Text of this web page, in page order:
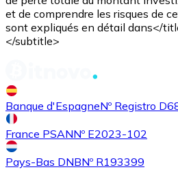
et de comprendre les risques de
sont expliqués en détail dans</
</subtitle>
Banque d'EspagneNº Registro
France PSANNº E2023-102
Pays-Bas DNBNº R193399